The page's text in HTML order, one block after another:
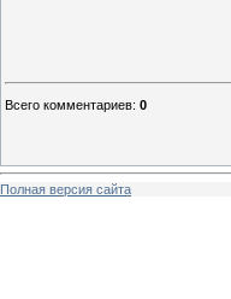
Всего комментариев: 0
Полная версия сайта